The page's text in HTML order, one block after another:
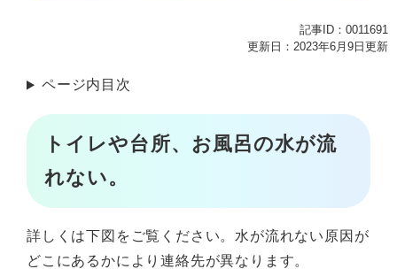
記事ID：0011691
更新日：2023年6月9日更新
ページ内目次
トイレや台所、お風呂の水が流
れない。
詳しくは下図をご覧ください。水が流れない原因が
どこにあるかにより連絡先が異なります。